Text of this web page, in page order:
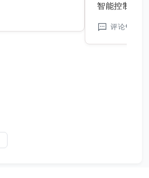
智能控制的
统，后院的
题了！设计
评论